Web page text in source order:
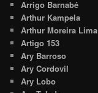
Arrigo Barnabé
Arthur Kampela
Arthur Moreira Lima
Artigo 153
Ary Barroso
Ary Cordovil
Ary Lobo